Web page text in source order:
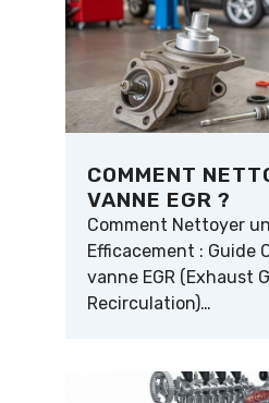
COMMENT
VANNE EGR ?
Comment Nettoyer
Efficacement : Guide
vanne EGR (Exhaust
Recirculation)…